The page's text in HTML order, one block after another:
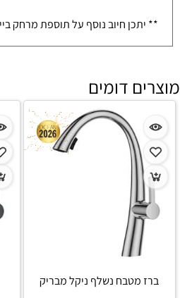
** יתכן חיוב נוסף על תוספת מרחק
מוצרים דומים
ברז מטבח נשלף ניקל מבריק